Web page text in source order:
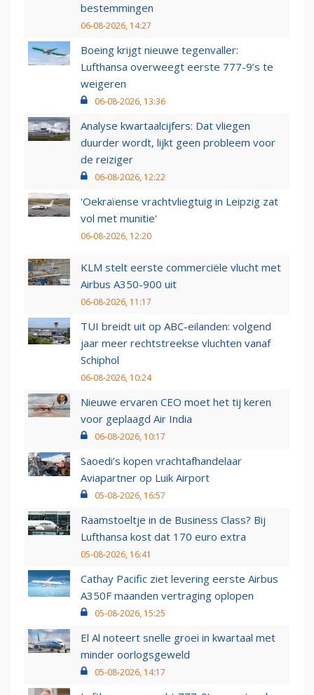
bestemmingen
06-08-2026, 14:27
Boeing krijgt nieuwe tegenvaller:
Lufthansa overweegt eerste 777-9’s te
weigeren
06-08-2026, 13:36
Analyse kwartaalcijfers: Dat vliegen
duurder wordt, lijkt geen probleem voor
de reiziger
06-08-2026, 12:22
'Oekraïense vrachtvliegtuig in Leipzig zat
vol met munitie'
06-08-2026, 12:20
KLM stelt eerste commerciële vlucht met
Airbus A350-900 uit
06-08-2026, 11:17
TUI breidt uit op ABC-eilanden: volgend
jaar meer rechtstreekse vluchten vanaf
Schiphol
06-08-2026, 10:24
Nieuwe ervaren CEO moet het tij keren
voor geplaagd Air India
06-08-2026, 10:17
Saoedi’s kopen vrachtafhandelaar
Aviapartner op Luik Airport
05-08-2026, 16:57
Raamstoeltje in de Business Class? Bij
Lufthansa kost dat 170 euro extra
05-08-2026, 16:41
Cathay Pacific ziet levering eerste Airbus
A350F maanden vertraging oplopen
05-08-2026, 15:25
El Al noteert snelle groei in kwartaal met
minder oorlogsgeweld
05-08-2026, 14:17